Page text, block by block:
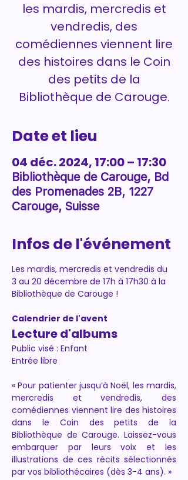
les mardis, mercredis et
vendredis, des
comédiennes viennent lire
des histoires dans le Coin
des petits de la
Bibliothèque de Carouge.
Date et lieu
04 déc. 2024, 17:00 – 17:30
Bibliothèque de Carouge, Bd
des Promenades 2B, 1227
Carouge, Suisse
Infos de l'événement
Les mardis, mercredis et vendredis du
3 au 20 décembre de 17h à 17h30 à la
Bibliothèque de Carouge !
Calendrier de l'avent
Lecture d'albums
Public visé : Enfant
Entrée libre
« Pour patienter jusqu’à Noël, les mardis,
mercredis et vendredis, des
comédiennes viennent lire des histoires
dans le Coin des petits de la
Bibliothèque de Carouge. Laissez-vous
embarquer par leurs voix et les
illustrations de ces récits sélectionnés
par vos bibliothécaires (dès 3-4 ans). »